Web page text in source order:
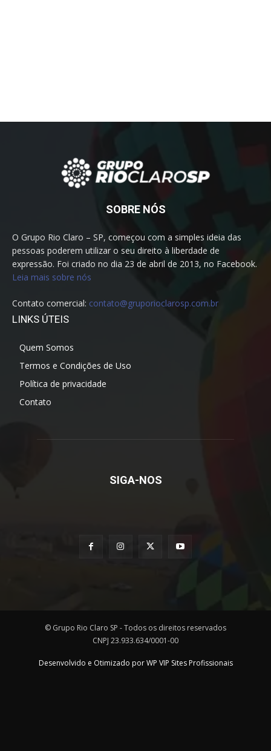
SOBRE NÓS
O Grupo Rio Claro – SP, começou com a simples ideia das
pessoas poderem utilizar o seu direito à liberdade de
expressão. Foi criado no dia 23 de abril de 2013, no Facebook.
Leia mais sobre nós
Contato comercial: contato@gruporioclarosp.com.br
LINKS ÚTEIS
Quem Somos
Termos e Condições de Uso
Política de privacidade
Contato
SIGA-NOS
© Grupo Rio Claro SP - Todos os direitos reservados
CNPJ 23.933.634/0001-00
Desenvolvido e Otimizado por WP VIP Sites Profissionais